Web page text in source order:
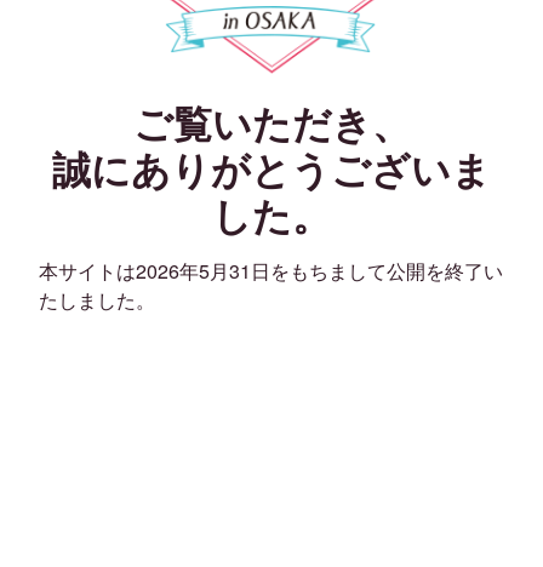
ご覧いただき、
誠にありがとうございま
した。
本サイトは2026年5月31日をもちまして公開を終了い
たしました。